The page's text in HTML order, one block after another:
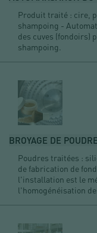
Produit traité : cire,
shampoing -
des cuves (fondoirs)
shampoing.
BROYAGE DE
Poudres traitées :
de fabrication de
l'installation est le
l'homogénéisation